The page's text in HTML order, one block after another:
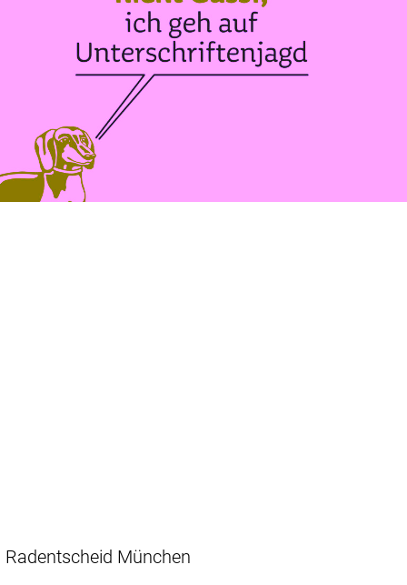
Radentscheid München